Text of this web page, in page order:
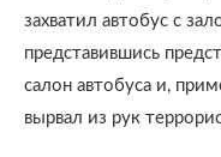
захватил автобус с
представившись
салон автобуса и,
вырвал из рук